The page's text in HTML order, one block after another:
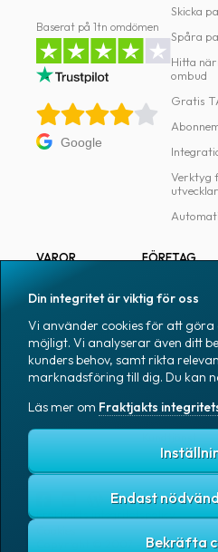
Baserat på 1tn omdömen
Google
Skicka
Spåra
Hitta
ombud
Gratis
Verktyg
VAROR
Märkning
Emballage
Emballagetillbehör
Kontorsvaror
FÖRETAG
Pressrum
Medarbetare
Jobb & karriär
Nyhetsarkiv
Blogg
Fraktjakts integritetspolicy
Copyright © 2007 – 2026
Din integritet är viktig för oss
Vi använder cookies för att göra
möjligt. Vi analyserar även ditt
kunders behov, samt rikta
marknadsföring till dig. Du kan
Läs mer om Fraktjakts
Endast